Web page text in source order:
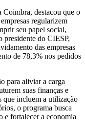
destacou que o
regularizem
seu papel social,
presidente do CIESP,
das empresas
de 78,3% nos pedidos
para aliviar a carga
suas finanças e
que incluem a utilização
o programa busca
e fortalecer a economia